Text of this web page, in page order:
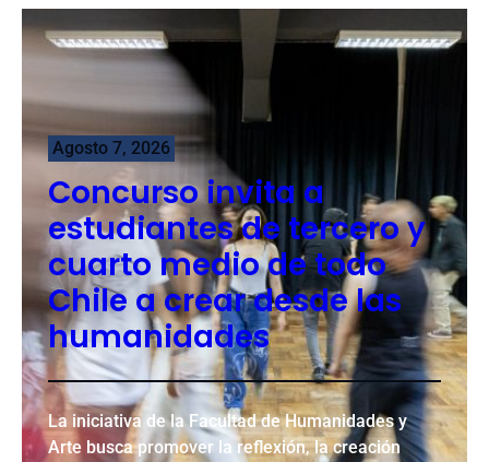
Agosto 7, 2026
Concurso invita a
estudiantes de tercero y
cuarto medio de todo
Chile a crear desde las
humanidades
La iniciativa de la Facultad de Humanidades y
Arte busca promover la reflexión, la creación